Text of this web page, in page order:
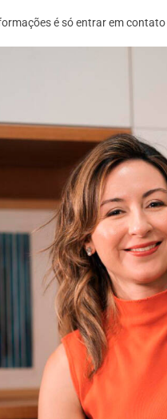
é só entrar em